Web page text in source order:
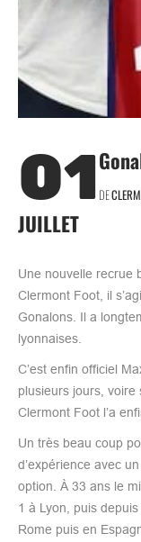
01
JUILLET
DE
Une nouvelle recrue
Clermont Foot, il
Gonalons. Il a
lyonnaises.
C’est enfin officiel
plusieurs jours, voire
Clermont Foot l’a
Un très beau coup
d’expérience avec
option. À 33 ans le
1 à Lyon, puis depuis
Rome puis en